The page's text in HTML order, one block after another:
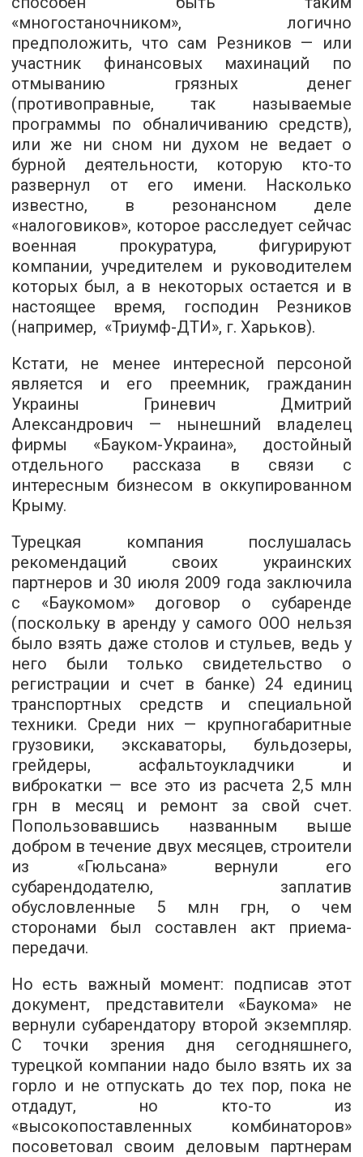
«многостаночником», логично
предположить, что сам Резников — или
участник финансовых махинаций по
отмыванию грязных денег
(противоправные, так называемые
программы по обналичиванию средств),
или же ни сном ни духом не ведает о
бурной деятельности, которую кто-то
развернул от его имени. Насколько
известно, в резонансном деле
«налоговиков», которое расследует сейчас
военная прокуратура, фигурируют
компании, учредителем и руководителем
которых был, а в некоторых остается и в
настоящее время, господин Резников
(например, «Триумф-ДТИ», г. Харьков).
Кстати, не менее интересной персоной
является и его преемник, гражданин
Украины Гриневич Дмитрий
Александрович — нынешний владелец
фирмы «Бауком-Украина», достойный
отдельного рассказа в связи с
интересным бизнесом в оккупированном
Крыму.
Турецкая компания послушалась
рекомендаций своих украинских
партнеров и 30 июля 2009 года заключила
с «Баукомом» договор о субаренде
(поскольку в аренду у самого ООО нельзя
было взять даже столов и стульев, ведь у
него были только свидетельство о
регистрации и счет в банке) 24 единиц
транспортных средств и специальной
техники. Среди них — крупногабаритные
грузовики, экскаваторы, бульдозеры,
грейдеры, асфальтоукладчики и
виброкатки — все это из расчета 2,5 млн
грн в месяц и ремонт за свой счет.
Попользовавшись названным выше
добром в течение двух месяцев, строители
из «Гюльсана» вернули его
субарендодателю, заплатив
обусловленные 5 млн грн, о чем
сторонами был составлен акт приема-
передачи.
Но есть важный момент: подписав этот
документ, представители «Баукома» не
вернули субарендатору второй экземпляр.
С точки зрения дня сегодняшнего,
турецкой компании надо было взять их за
горло и не отпускать до тех пор, пока не
отдадут, но кто-то из
«высокопоставленных комбинаторов»
посоветовал своим деловым партнерам